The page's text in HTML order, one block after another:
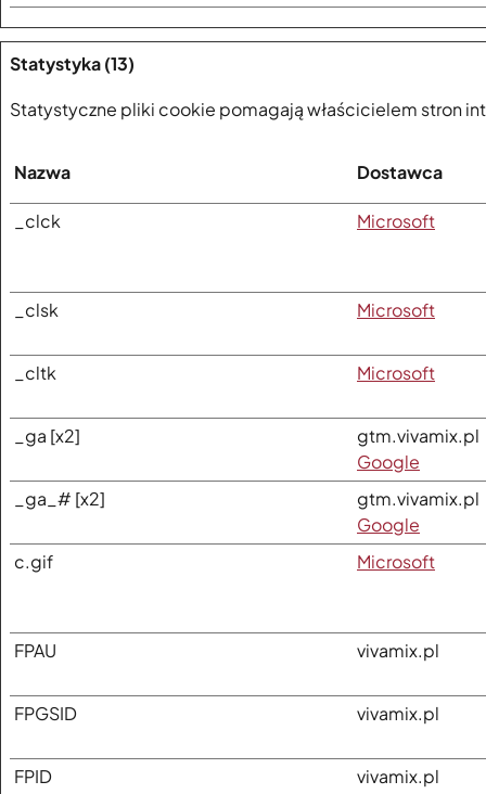
Statystyka (13)
Statystyczne pliki cookie pomagają właścicielem stron
Nazwa Dostawca
_clck Microsoft
_clsk Microsoft
_cltk Microsoft
_ga [x2]
gtm.vivamix.pl
Google
_ga_# [x2]
gtm.vivamix.pl
Google
c.gif
Microsoft
FPAU vivamix.pl
FPGSID vivamix.pl
FPID vivamix.pl